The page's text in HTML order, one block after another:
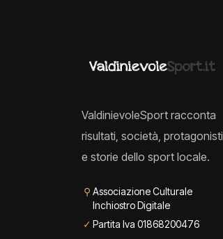
ValdinievoleSport racconta
risultati, società, protagonisti
e storie dello sport locale.
⚲ Associazione Culturale
Inchiostro Digitale
✓ Partita Iva 01868200476